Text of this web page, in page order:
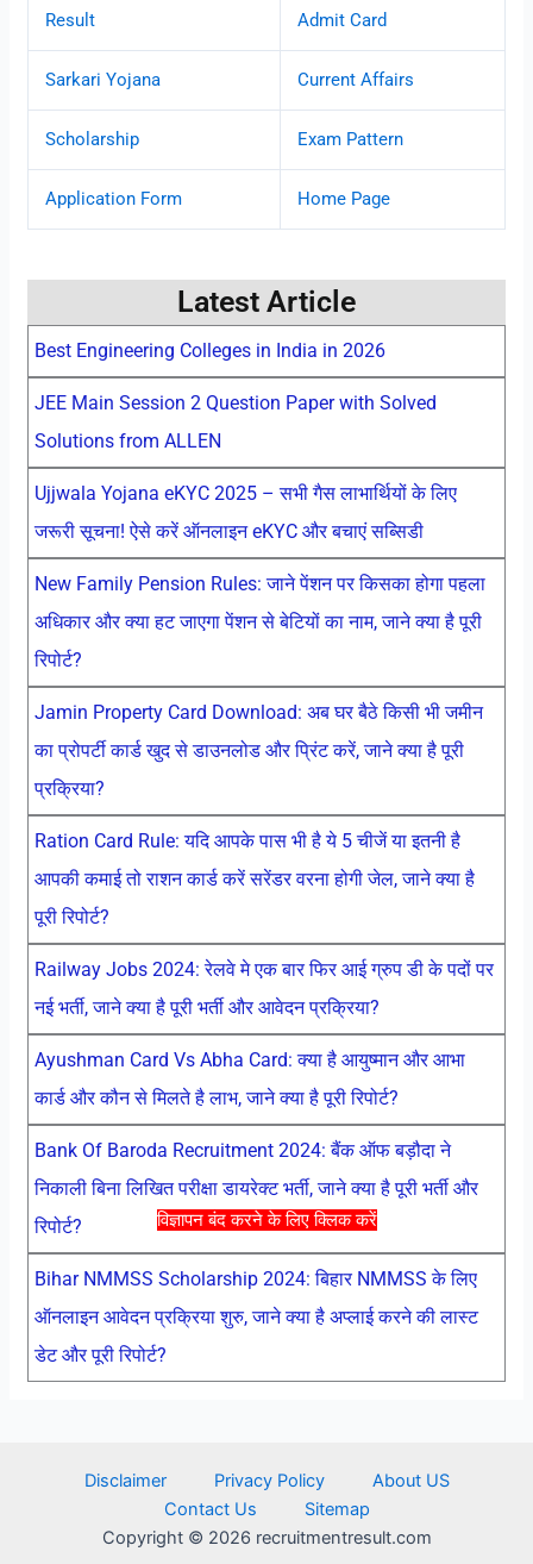
विज्ञापन बंद करने के लिए क्लिक करें
Result Admit Card
Sarkari Yojana Current Affairs
Scholarship Exam Pattern
Application Form Home Page
Latest Article
Best Engineering Colleges in India in 2026
JEE Main Session 2 Question Paper with Solved
Solutions from ALLEN
Ujjwala Yojana eKYC 2025 – सभी गैस लाभार्थियों के लिए
जरूरी सूचना! ऐसे करें ऑनलाइन eKYC और बचाएं सब्सिडी
New Family Pension Rules: जाने पेंशन पर किसका होगा पहला
अधिकार और क्या हट जाएगा पेंशन से बेटियों का नाम, जाने क्या है पूरी
रिपोर्ट?
Jamin Property Card Download: अब घर बैठे किसी भी जमीन
का प्रोपर्टी कार्ड खुद से डाउनलोड और प्रिंट करें, जाने क्या है पूरी
प्रक्रिया?
Ration Card Rule: यदि आपके पास भी है ये 5 चीजें या इतनी है
आपकी कमाई तो राशन कार्ड करें सरेंडर वरना होगी जेल, जाने क्या है
पूरी रिपोर्ट?
Railway Jobs 2024: रेलवे मे एक बार फिर आई ग्रुप डी के पदों पर
नई भर्ती, जाने क्या है पूरी भर्ती और आवेदन प्रक्रिया?
Ayushman Card Vs Abha Card: क्या है आयुष्मान और आभा
कार्ड और कौन से मिलते है लाभ, जाने क्या है पूरी रिपोर्ट?
Bank Of Baroda Recruitment 2024: बैंक ऑफ बड़ौदा ने
निकाली बिना लिखित परीक्षा डायरेक्ट भर्ती, जाने क्या है पूरी भर्ती और
रिपोर्ट?
Bihar NMMSS Scholarship 2024: बिहार NMMSS के लिए
ऑनलाइन आवेदन प्रक्रिया शुरु, जाने क्या है अप्लाई करने की लास्ट
डेट और पूरी रिपोर्ट?
Disclaimer Privacy Policy
About US
Contact Us
Sitemap
Copyright © 2026 recruitmentresult.com